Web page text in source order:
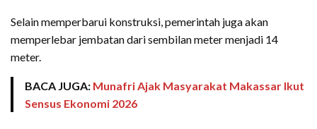
Selain memperbarui konstruksi, pemerintah juga akan
memperlebar jembatan dari sembilan meter menjadi 14
meter.
BACA JUGA: Munafri Ajak Masyarakat Makassar Ikut
Sensus Ekonomi 2026